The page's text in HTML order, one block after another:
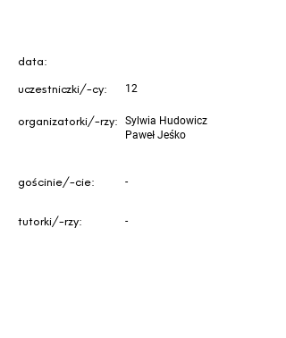
data:
uczestniczki/-cy: 12
organizatorki/-rzy:
Sylwia Hudowicz
Paweł Jeśko
gościnie/-cie: -
tutorki/-rzy: -